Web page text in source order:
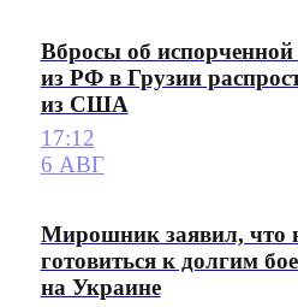
Вбросы об испорченной
из РФ в Грузии
из США
17:12
6 АВГ
Мирошник заявил, что
готовиться к долгим
на Украине